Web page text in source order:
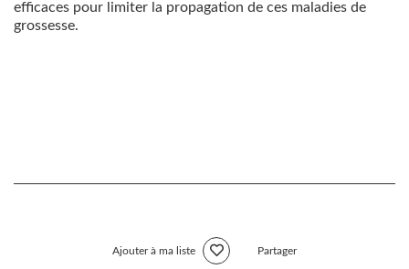
efficaces pour limiter la propagation de ces maladies de
grossesse.
Ajouter à ma liste Partager